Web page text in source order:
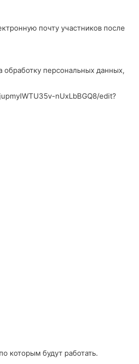
почту участников после
обработку персональных данных,
nUxLbBGQ8/edit?
которым будут работать.